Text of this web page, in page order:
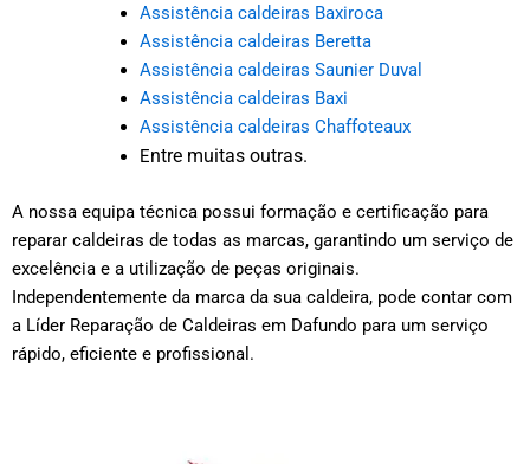
Assistência caldeiras Baxiroca
Assistência caldeiras Beretta
Assistência caldeiras Saunier Duval
Assistência caldeiras Baxi
Assistência caldeiras Chaffoteaux
Entre muitas outras.
A nossa equipa técnica possui formação e certificação para
reparar caldeiras de todas as marcas, garantindo um serviço de
excelência e a utilização de peças originais.
Independentemente da marca da sua caldeira, pode contar com
a Líder Reparação de Caldeiras em Dafundo para um serviço
rápido, eficiente e profissional.